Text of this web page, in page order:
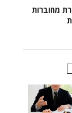
מחוברות